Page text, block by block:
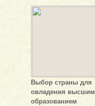
Выбор страны для
овладения высшим
образованием